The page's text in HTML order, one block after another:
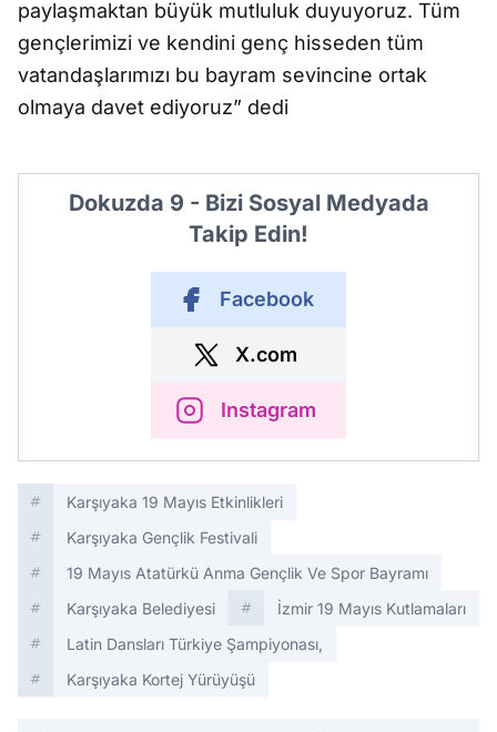
paylaşmaktan büyük mutluluk duyuyoruz. Tüm
gençlerimizi ve kendini genç hisseden tüm
vatandaşlarımızı bu bayram sevincine ortak
olmaya davet ediyoruz” dedi
Dokuzda 9 - Bizi Sosyal Medyada
Takip Edin!
Facebook
X.com
Instagram
Karşıyaka 19 Mayıs Etkinlikleri
Karşıyaka Gençlik Festivali
19 Mayıs Atatürkü Anma Gençlik Ve Spor Bayramı
Karşıyaka Belediyesi
İzmir 19 Mayıs Kutlamaları
Latin Dansları Türkiye Şampiyonası,
Karşıyaka Kortej Yürüyüşü